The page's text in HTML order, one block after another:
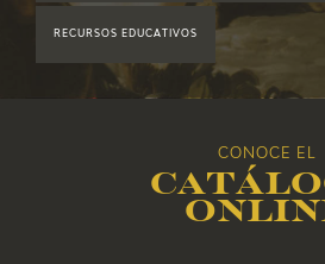
2017
RECURSOS EDUCATIVOS
CONOCE EL